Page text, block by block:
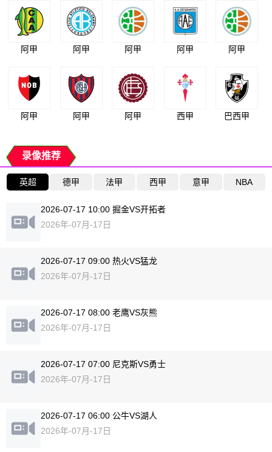
阿甲 阿甲 阿甲 阿甲 阿甲
阿甲 阿甲 阿甲 西甲 巴西甲
录像推荐
英超 德甲 法甲 西甲 意甲 NBA
2026-07-17 10:00 掘金VS开拓者
2026年-07月-17日
2026-07-17 09:00 热火VS猛龙
2026年-07月-17日
2026-07-17 08:00 老鹰VS灰熊
2026年-07月-17日
2026-07-17 07:00 尼克斯VS勇士
2026年-07月-17日
2026-07-17 06:00 公牛VS湖人
2026年-07月-17日